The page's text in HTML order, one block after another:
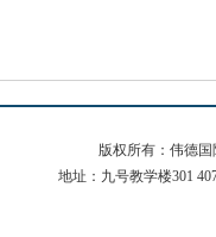
版权所有：伟德国
地址：九号教学楼301